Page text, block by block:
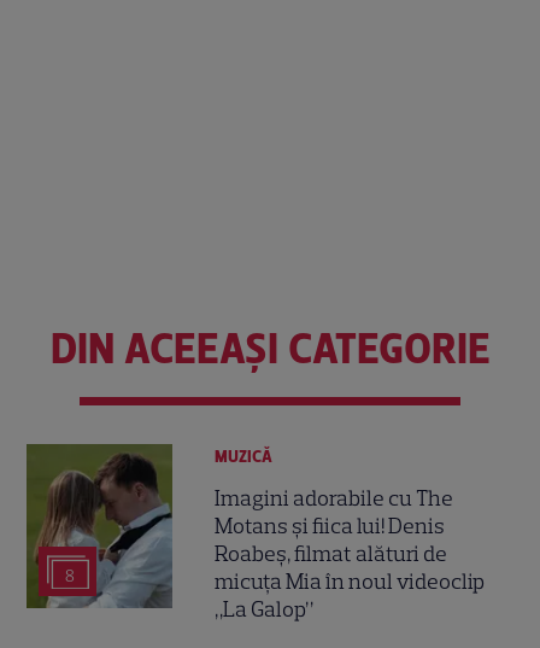
DIN ACEEAȘI CATEGORIE
8
MUZICĂ
Imagini adorabile cu The
Motans și fiica lui! Denis
Roabeș, filmat alături de
micuța Mia în noul videoclip
„La Galop”